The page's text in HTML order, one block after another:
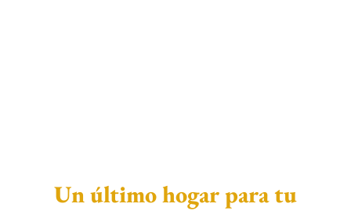
Un último hogar para tu